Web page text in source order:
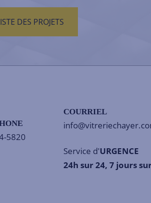
DES PROJETS
5820
COURRIEL
Service d'URGENCE
24h sur 24, 7 jours